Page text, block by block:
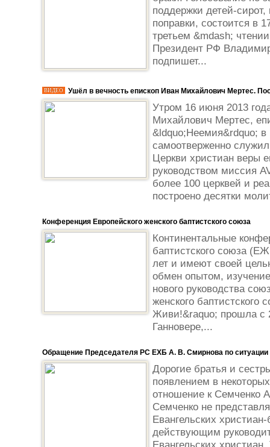
поддержки детей-
поправки, состоится в
третьем &mdash;
Президент РФ
подпишет...
ВИДЕО Ушёл в вечность епископ Иван Михайлович Мертес.
Утром 16 июня 2013
Михайлович Мертес,
&ldquo;Неемия&rdquo;
самоотверженно
Церкви христиан веры
руководством миссия
более 100 церквей и
построено десятки
Конференция Европейского женского баптистского союза
Континентальные
баптистского союза
лет и имеют своей
обмен опытом,
нового руководства
женского баптистского
Живи!&raquo; прошла с
Ганновере,...
Обращение Председателя РС ЕХБ А. В. Смирнова по ситуации
Дорогие братья и
появлением в
отношение к Семченко
Семченко не
Евангельских
действующим
Евангельских